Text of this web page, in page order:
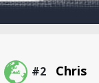
#2 Chris